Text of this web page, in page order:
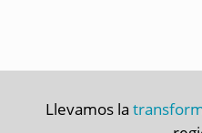
Llevamos la